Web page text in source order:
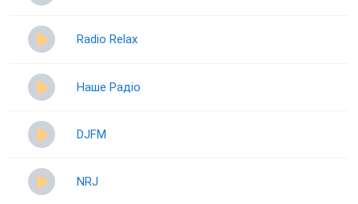
Radio Relax
Наше Радіо
DJFM
NRJ